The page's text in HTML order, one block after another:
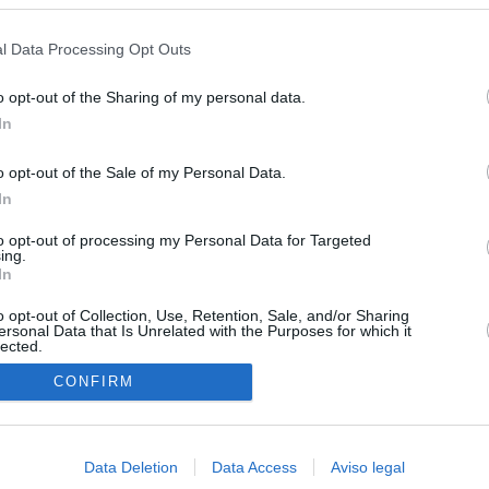
Data Processing Opt Outs
opt-out of the Sharing of my personal data.
opt-out of the Sale of my Personal Data.
opt-out of processing my Personal Data for Targeted
opt-out of Collection, Use, Retention, Sale, and/or Sharing
Data that Is Unrelated with the Purposes for which it
CONFIRM
Data Deletion Data Access Aviso legal
15 de agosto: "No aceptamos imposiciones"
contra las comunidades que no acojan a los menores
sobre el PP por la acogida de los menores de Ceuta en las
Compromís denuncia a Figaredo ante la Fiscalía del Supremo
el intento del PP de que los ministros acudan al Senado en